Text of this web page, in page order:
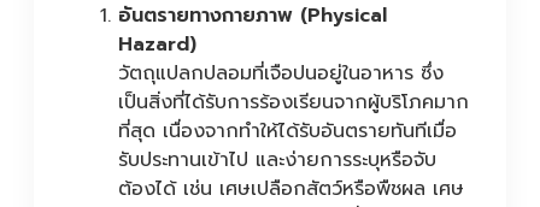
อันตรายทางกายภาพ (Physical
Hazard)
วัตถุแปลกปลอมที่เจือปนอยู่ในอาหาร ซึ่ง
เป็นสิ่งที่ได้รับการร้องเรียนจากผู้บริโภคมาก
ที่สุด เนื่องจากทำให้ได้รับอันตรายทันทีเมื่อ
รับประทานเข้าไป และง่ายการระบุหรือจับ
ต้องได้ เช่น เศษเปลือกสัตว์หรือพืชผล เศษ